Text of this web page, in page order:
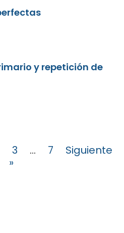
y repetición de
3 … 7
Siguiente
»